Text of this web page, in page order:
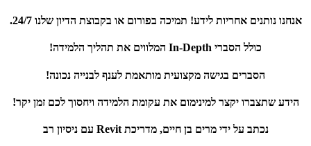
אנחנו נותנים אחריות לידע! תמיכה בפורום או בקבוצת הדיון שלנו 24/7.
כולל הסברי In-Depth המלווים את תהליך הלמידה!
הסברים בגישה מקצועית מותאמת לענף לבנייה נכונה!
הידע שתצברו יקצר למינימום את עקומת הלמידה ויחסוך לכם זמן יקר!
נכתב על ידי מרים בן חיים, מדריכת Revit עם ניסיון רב